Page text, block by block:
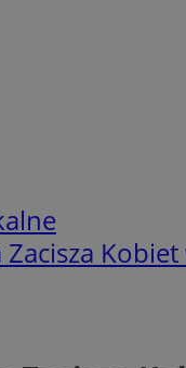
Zacisza